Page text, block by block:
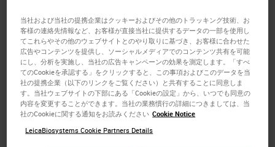
当社および当社の提携企業はクッキーおよびその他のトラッキング技術、お
客様の連絡先情報など、お客様が直接当社に提供するデータの一部を使用し
てこれらやその他のウェブサイトとのやり取りに基づき、お客様に合わせた
広告やコンテンツを提供し、ソーシャルメディアでのコンテンツ共有を可能
にし、分析を実施し、当社の広告キャンペーンの効果を測定します。「すべ
てのCookieを承認する」をクリックすると、この事項およびこのデータを当
社の提携企業（以下のリンクをご覧ください）と共有することに同意しま
す。当社ウェブサイトの下部にある「Cookieの設定」から、いつでも同意の
内容を変更することができます。当社の業務慣行の詳細につきましては、当
社のCookieに関する通知をお読みください Cookie Notice
LeicaBiosystems Cookie Partners Details